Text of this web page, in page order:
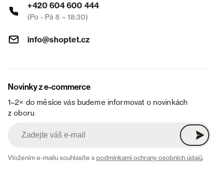
+420 604 600 444
(Po - Pá 8 – 18:30)
info@shoptet.cz
Novinky z e-commerce
1–2× do měsíce vás budeme informovat o novinkách
z oboru
Vložením e-mailu souhlasíte spodmínkami ochrany osobních údajů.